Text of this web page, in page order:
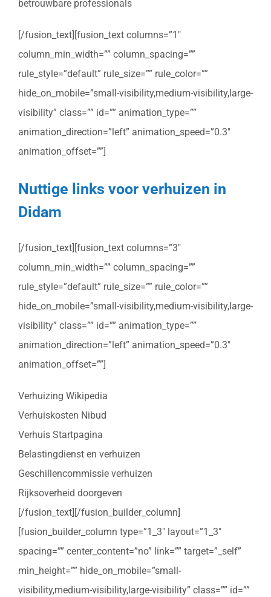
betrouwbare professionals
[/fusion_text][fusion_text columns=”1″
column_min_width=”” column_spacing=””
rule_style=”default” rule_size=”” rule_color=””
hide_on_mobile=”small-visibility,medium-visibility,large-
visibility” class=”” id=”” animation_type=””
animation_direction=”left” animation_speed=”0.3″
animation_offset=””]
Nuttige links voor verhuizen in
Didam
[/fusion_text][fusion_text columns=”3″
column_min_width=”” column_spacing=””
rule_style=”default” rule_size=”” rule_color=””
hide_on_mobile=”small-visibility,medium-visibility,large-
visibility” class=”” id=”” animation_type=””
animation_direction=”left” animation_speed=”0.3″
animation_offset=””]
Verhuizing Wikipedia
Verhuiskosten Nibud
Verhuis Startpagina
Belastingdienst en verhuizen
Geschillencommissie verhuizen
Rijksoverheid doorgeven
[/fusion_text][/fusion_builder_column]
[fusion_builder_column type=”1_3″ layout=”1_3″
spacing=”” center_content=”no” link=”” target=”_self”
min_height=”” hide_on_mobile=”small-
visibility,medium-visibility,large-visibility” class=”” id=””